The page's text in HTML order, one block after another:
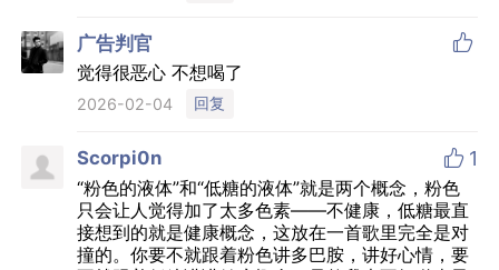
广告判官 
觉得很恶心 不想喝了
2026-02-04 回复
Scorpi0n  1
“粉色的液体”和“低糖的液体”就是两个概念，粉色
只会让人觉得加了太多色素——不健康，低糖最直
接想到的就是健康概念，这放在一首歌里完全是对
撞的。你要不就跟着粉色讲多巴胺，讲好心情，要